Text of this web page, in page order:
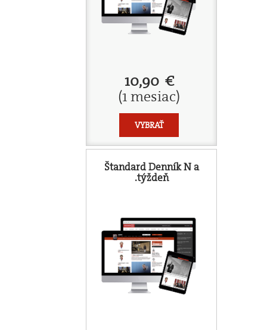
10,90 €
(1 mesiac)
VYBRAŤ
Štandard Denník N a
.týždeň